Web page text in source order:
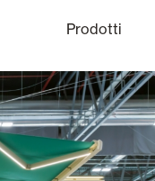
Prodotti
Etico